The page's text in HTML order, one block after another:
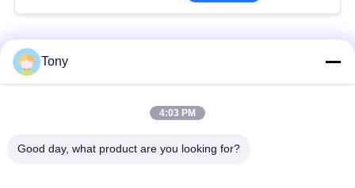
ऑप्टिकल रैखिक एनकोडर
एलसीडी डिस्प्ले मिल लेथ ग्राइंडर मशीन ऑप्टिकल लाइनर एनकोडर
खराद मशीन के लिए 0.1um ग्लास स्केल ऑप्टिकल रैखिक एनकोडर
3 अक्ष डिजिटल रीडआउट मिलिंग मशीन खराद मशीन के लिए माप प्रणाली
Tony
4:03 PM
Good day, what product are you looking for?